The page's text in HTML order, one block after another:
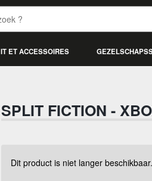
IT ET ACCESSOIRES
SPLIT FICTION -
Dit product is niet langer beschikbaar.